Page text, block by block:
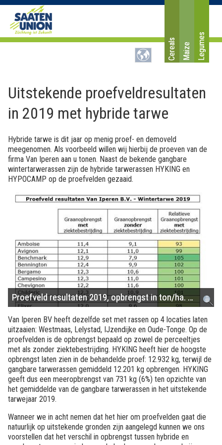
Cereals Maize Legumes
Uitstekende proefveldresultaten
in 2019 met hybride tarwe
Hybride tarwe is dit jaar op menig proef- en demoveld
meegenomen. Als voorbeeld willen wij hierbij de proeven van de
firma Van Iperen aan u tonen. Naast de bekende gangbare
wintertarwerassen zijn de hybride tarwerassen HYKING en
HYPOCAMP op de proefvelden gezaaid.
Proefveld resultaten 2019, opbrengst in ton/ha. …
Van Iperen BV heeft dezelfde set met rassen op 4 locaties laten
uitzaaien: Westmaas, Lelystad, IJzendijke en Oude-Tonge. Op de
proefvelden is de opbrengst bepaald op zowel de perceeltjes
met als zonder ziektebestrijding. HYKING heeft hier de hoogste
opbrengst laten zien in de behandelde proef: 12.932 kg, terwijl de
gangbare tarwerassen gemiddeld 12.201 kg opbrengen. HYKING
geeft dus een meeropbrengst van 731 kg (6%) ten opzichte van
het gemiddelde van de gangbare tarwerassen in het uitstekende
tarwejaar 2019.
Wanneer we in acht nemen dat het hier om proefvelden gaat die
natuurlijk op uitstekende gronden zijn aangelegd kunnen we ons
voorstellen dat het verschil in opbrengst tussen hybride en